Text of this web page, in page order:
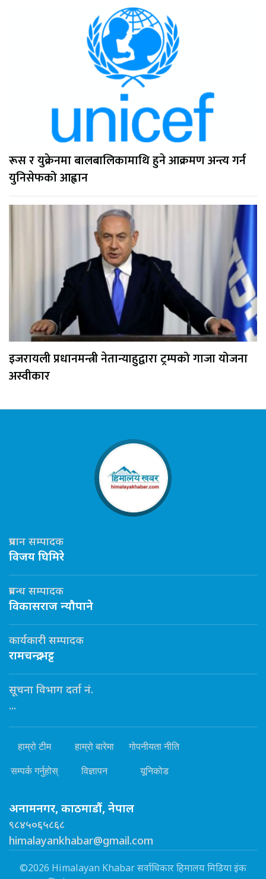
रूस र युक्रेनमा बालबालिकामाथि हुने आक्रमण अन्त्य गर्न
युनिसेफको आह्वान
इजरायली प्रधानमन्त्री नेतान्याहुद्वारा ट्रम्पको गाजा योजना
अस्वीकार
प्रधान सम्पादक
विजय घिमिरे
प्रबन्ध सम्पादक
विकासराज न्यौपाने
कार्यकारी सम्पादक
रामचन्द्र भट्ट
सूचना विभाग दर्ता नं.
...
हाम्रो टीम हाम्रो बारेमा गोपनीयता नीति
सम्पर्क गर्नुहोस् विज्ञापन यूनिकोड
अनामनगर, काठमाडौं, नेपाल
९८४५०६५८६८
himalayankhabar@gmail.com
©2026 Himalayan Khabar सर्वाधिकार हिमालय मिडिया इंक